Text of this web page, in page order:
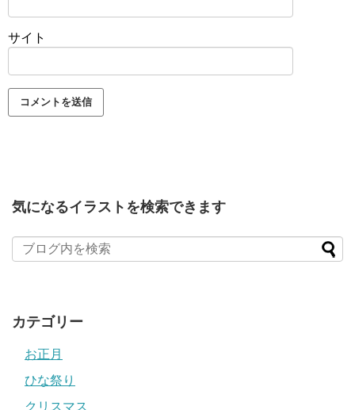
サイト
気になるイラストを検索できます
カテゴリー
お正月
ひな祭り
クリスマス